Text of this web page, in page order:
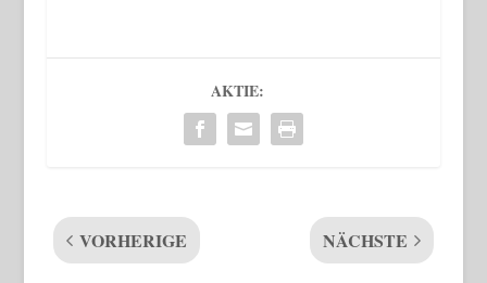
AKTIE:
VORHERIGE NÄCHSTE